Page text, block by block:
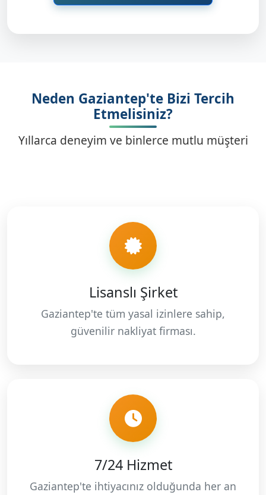
Neden Gaziantep'te Bizi Tercih
Etmelisiniz?
Yıllarca deneyim ve binlerce mutlu müşteri
Lisanslı Şirket
Gaziantep'te tüm yasal izinlere sahip,
güvenilir nakliyat firması.
7/24 Hizmet
Gaziantep'te ihtiyacınız olduğunda her an